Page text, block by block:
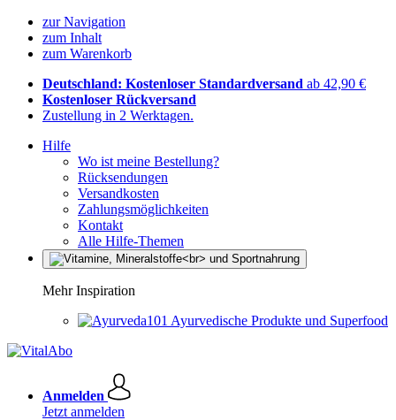
zur Navigation
zum Inhalt
zum Warenkorb
Deutschland: Kostenloser Standardversand ab 42,90 €
Kostenloser Rückversand
Zustellung in 2 Werktagen.
Hilfe
Wo ist meine Bestellung?
Rücksendungen
Versandkosten
Zahlungsmöglichkeiten
Kontakt
Alle Hilfe-Themen
Mehr Inspiration
Ayurvedische Produkte und Superfood
Anmelden
Jetzt anmelden